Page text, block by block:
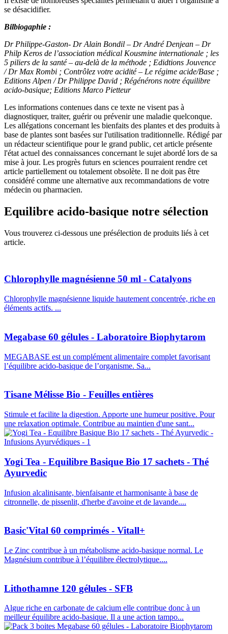
se désacidifier.
Bilbiogaphie :
Dr Philippe-Gaston- Dr Alain Bondil – Dr André Denjean – Dr
Philp Keros de l’association médical Kousmine internationale ; les
5 piliers de la santé – au-delà de la méthode ; Edidtions Jouvence
/Dr Max Rombi ; Contrôlez votre acidité – Le régime acide/Base ;
Editions Alpen /Dr Philippe David ; Régénérons notre équilibre
acido-basique; Editions Marco Pietteur
Les informations contenues dans ce texte ne visent pas à
diagnostiquer, traiter, guérir ou prévenir une maladie quelconque.
Les allégations concernant les bienfaits des plantes et des produits à
base de plantes sont basées sur l'utilisation traditionnelle. Rédigé par
un rédacteur scientifique pour le grand public, cet article présente
l'état actuel des connaissances concernant le sujet abordé lors de sa
mise à jour. Les progrès futurs en sciences pourraient rendre cet
article partiellement ou totalement obsolète. Il ne doit pas être
considéré comme une alternative aux recommandations de votre
médecin ou pharmacien.
Equilibre acido-basique notre sélection
Vous trouverez ci-dessous une présélection de produits liés à cet
article.
Chlorophylle magnésienne 50 ml - Catalyons
Chlorophylle magnésienne liquide hautement concentrée, riche en
éléments actifs. ...
Megabase 60 gélules - Laboratoire Biophytarom
MEGABASE est un complément alimentaire complet favorisant
l’équilibre acido-basique de l’organisme. Sa...
Tisane Mélisse Bio - Feuilles entières
Stimule et facilite la digestion. Apporte une humeur positive. Pour
une relaxation optimale. Contribue au maintien d'une sant...
Yogi Tea - Equilibre Basique Bio 17 sachets - Thé
Ayurvedic
Infusion alcalinisante, bienfaisante et harmonisante à base de
citronnelle, de pissenlit, d'herbe d'avoine et de lavande....
Basic'Vital 60 comprimés - Vitall+
Le Zinc contribue à un métabolisme acido-basique normal. Le
Magnésium contribue à l’équilibre électrolytique....
Lithothamne 120 gélules - SFB
Algue riche en carbonate de calcium elle contribue donc à un
meilleur équilibre acido-basique. Il a une action tampo...